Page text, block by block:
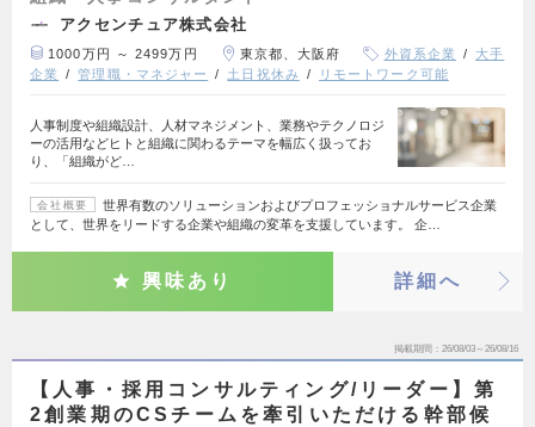
アクセンチュア株式会社
1000万円 ～ 2499万円 東京都、大阪府 外資系企業
大手
企業
管理職・マネジャー 土日祝休み リモートワーク可能
人事制度や組織設計、人材マネジメント、業務やテクノロジ
ーの活用などヒトと組織に関わるテーマを幅広く扱ってお
り、「組織がど…
会社概要
世界有数のソリューションおよびプロフェッショナルサービス企業
として、世界をリードする企業や組織の変革を支援しています。 企…
興味あり 詳細へ
掲載期間 26/08/03～26/08/16
【人事・採用コンサルティング/リーダー】第
2創業期のCSチームを牽引いただける幹部候